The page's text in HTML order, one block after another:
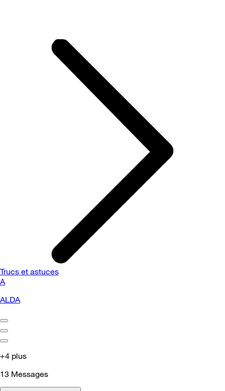
Trucs et astuces
A
ALDA
+4 plus
13 Messages